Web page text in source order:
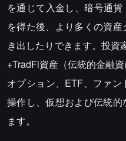
を通じて入金し、暗号通
を得た後、より多くの資
き出したりできます。投資
+TradFi資産（伝統的金融
オプション、ETF、ファ
操作し、仮想および伝統
ます。